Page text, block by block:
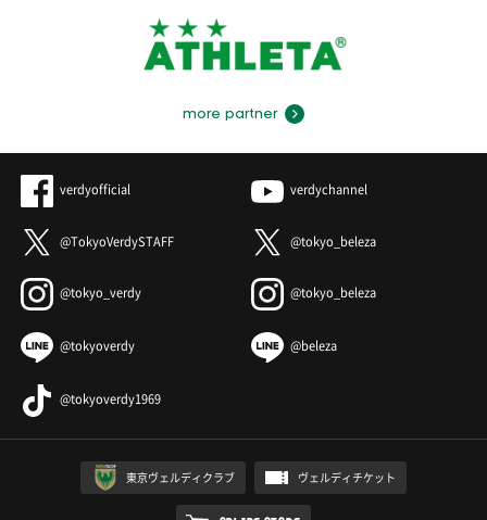
more partner
verdyofficial verdychannel
@TokyoVerdySTAFF @tokyo_beleza
@tokyo_verdy @tokyo_beleza
@tokyoverdy @beleza
@tokyoverdy1969
東京ヴェルディクラブ ヴェルディチケット